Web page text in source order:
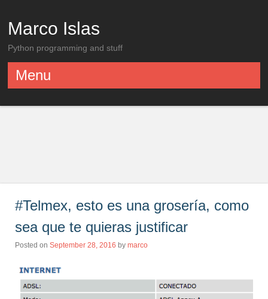
Marco Islas
Python programming and stuff
Menu
#Telmex, esto es una grosería, como
sea que te quieras justificar
Posted on September 28, 2016 by marco